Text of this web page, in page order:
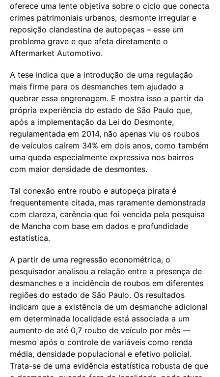
oferece uma lente objetiva sobre o ciclo que conecta
crimes patrimoniais urbanos, desmonte irregular e
reposição clandestina de autopeças – esse um
problema grave e que afeta diretamente o
Aftermarket Automotivo.
A tese indica que a introdução de uma regulação
mais firme para os desmanches tem ajudado a
quebrar essa engrenagem. E mostra isso a partir da
própria experiência do estado de São Paulo que,
após a implementação da Lei do Desmonte,
regulamentada em 2014, não apenas viu os roubos
de veículos caírem 34% em dois anos, como também
uma queda especialmente expressiva nos bairros
com maior densidade de desmontes.
Tal conexão entre roubo e autopeça pirata é
frequentemente citada, mas raramente demonstrada
com clareza, carência que foi vencida pela pesquisa
de Mancha com base em dados e profundidade
estatística.
A partir de uma regressão econométrica, o
pesquisador analisou a relação entre a presença de
desmanches e a incidência de roubos em diferentes
regiões do estado de São Paulo. Os resultados
indicam que a existência de um desmanche adicional
em determinada localidade está associada a um
aumento de até 0,7 roubo de veículo por mês —
mesmo após o controle de variáveis como renda
média, densidade populacional e efetivo policial.
Trata-se de uma evidência estatística robusta de que